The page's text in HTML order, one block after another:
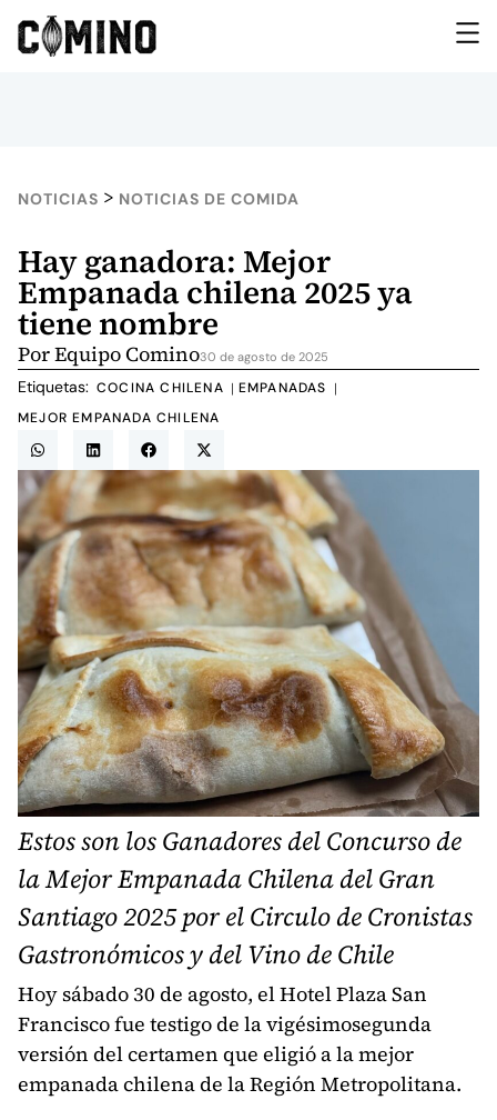
NOTICIAS > NOTICIAS DE COMIDA
Hay ganadora: Mejor
Empanada chilena 2025 ya
tiene nombre
PorEquipo Comino30 de agosto de 2025
Etiquetas: COCINA CHILENA | EMPANADAS |
MEJOR EMPANADA CHILENA
Estos son los Ganadores del Concurso de
la Mejor Empanada Chilena del Gran
Santiago 2025 por el Circulo de Cronistas
Gastronómicos y del Vino de Chile
Hoy sábado 30 de agosto, el Hotel Plaza San
Francisco fue testigo de la vigésimosegunda
versión del certamen que eligió a la mejor
empanada chilena de la Región Metropolitana.